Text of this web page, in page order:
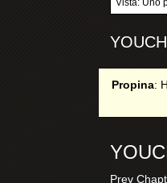
Propina:
Prev